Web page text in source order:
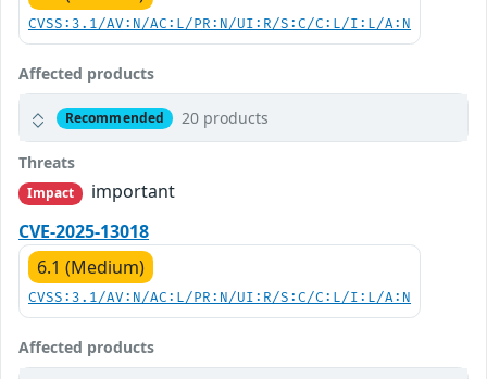
CVSS:3.1/AV:N/AC:L/PR:N/UI:R/S:C/C:L/I:L/A:N
Affected products
Recommended 20 products
Threats
Impact
important
CVE-2025-13018
6.1 (Medium)
CVSS:3.1/AV:N/AC:L/PR:N/UI:R/S:C/C:L/I:L/A:N
Affected products